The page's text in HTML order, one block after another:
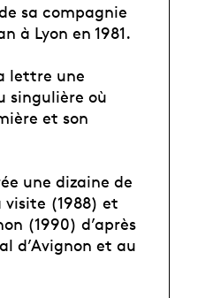
sa compagnie
à Lyon en 1981.
lettre une
singulière où
et son
une dizaine de
visite (1988) et
(1990) d’après
d’Avignon et au